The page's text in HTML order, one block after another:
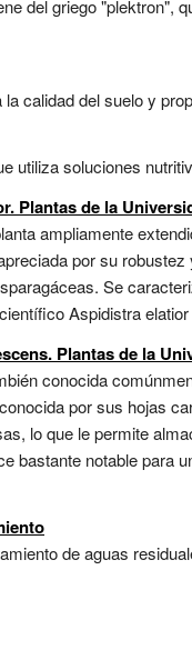
del griego "plektron",
calidad del suelo y
utiliza soluciones
Plantas de la
ampliamente
por su
Se
Aspidistra
Plantas de la
conocida
por sus hojas
lo que le permite
bastante notable para
de aguas